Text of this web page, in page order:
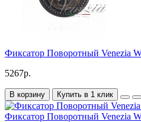
Фиксатор Поворотный Venezia
5267р.
В корзину Купить в 1 клик
Фиксатор Поворотный Venezia